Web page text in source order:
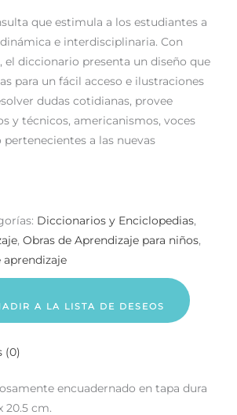
que estimula a los estudiantes a
e interdisciplinaria. Con
el diccionario presenta un diseño que
para un fácil acceso e ilustraciones
dudas cotidianas, provee
y técnicos, americanismos, voces
a las nuevas
Diccionarios y Enciclopedias,
, Obras de Aprendizaje para niños,
aprendizaje
A LA LISTA DE DESEOS
(0)
encuadernado en tapa dura
20.5 cm.